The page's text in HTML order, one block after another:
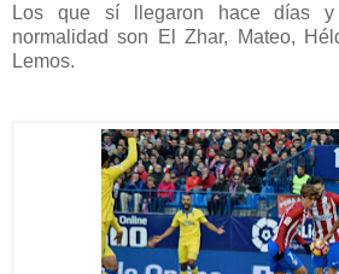
Los que sí llegaron hace días y
normalidad son El Zhar, Mateo,
Lemos.